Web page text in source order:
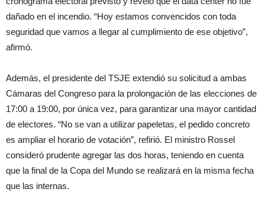
dañado en el incendio. “Hoy estamos convencidos con toda
seguridad que vamos a llegar al cumplimiento de ese objetivo”,
afirmó.
Además, el presidente del TSJE extendió su solicitud a ambas
Cámaras del Congreso para la prolongación de las elecciones de
17:00 a 19:00, por única vez, para garantizar una mayor cantidad
de electores. “No se van a utilizar papeletas, el pedido concreto
es ampliar el horario de votación”, refirió. El ministro Rossel
consideró prudente agregar las dos horas, teniendo en cuenta
que la final de la Copa del Mundo se realizará en la misma fecha
que las internas.